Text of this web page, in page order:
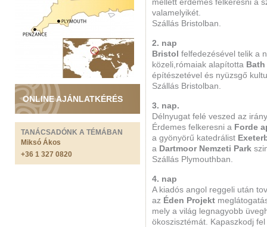
ONLINE AJÁNLATKÉRÉS
TANÁCSADÓNK A TÉMÁBAN
Miksó Ákos
+36 1 327 0820
mellett érdemes felkeresni a
valamelyikét.
Szállás Bristolban.
2. nap
Bristol felfedezésével telik a
közeli,rómaiak alapította Bath
építészetével és nyüzsgő
Szállás Bristolban.
3. nap.
Délnyugat felé veszed az
Érdemes felkeresni a Forde
a gyönyörű katedrálist
a Dartmoor Nemzeti Park
Szállás Plymouthban.
4. nap
A kiadós angol reggeli után
az Éden Projekt
mely a világ legnagyobb
ökoszisztémát. Kapaszkodj